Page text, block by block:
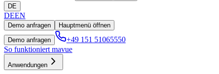
DE
DEEN
Demo anfragen
Hauptmenü öffnen
Demo anfragen
+49 151 51065550
So funktioniert mavue
Anwendungen